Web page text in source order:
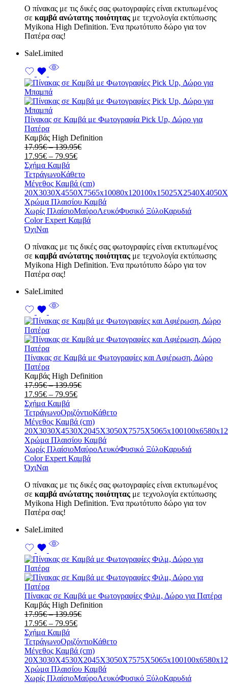
Ο πίνακας με τις δικές σας φωτογραφίες είναι εκτυπωμένος
σε καμβά ανώτατης ποιότητας με τεχνολογία εκτύπωσης
Myikona High Definition. Ένα πρωτότυπο δώρο για τον
Πατέρα σας!
SaleLimited
Πίνακας σε Καμβά με Φωτογραφία Pick Up, Δώρο για
Πατέρα
Καμβάς High Definition
17.95€ – 139.95€Price
through
139.95€
17.95€ – 79.95€Price
17.95€
through
79.95€
Σχήμα Καμβά
ΤετράγωνοΚάθετο
Μέγεθος Καμβά (cm)
20X3030X4550X7565x10080x120100x15025X2540X40
Χρώμα Πλαισίου Καμβά
Χωρίς ΠλαίσιοΜαύροΛευκόΦυσικό ΞύλοΚαρυδιά
Color Expert Καμβά
ΌχιΝαι
Ο πίνακας με τις δικές σας φωτογραφίες είναι εκτυπωμένος
σε καμβά ανώτατης ποιότητας με τεχνολογία εκτύπωσης
Myikona High Definition. Ένα πρωτότυπο δώρο για τον
Πατέρα σας!
SaleLimited
Πίνακας σε Καμβά με Φωτογραφίες και Αφιέρωση, Δώρο
Πατέρα
Καμβάς High Definition
17.95€ – 139.95€Price
through
139.95€
17.95€ – 79.95€Price
17.95€
through
79.95€
Σχήμα Καμβά
ΤετράγωνοΟριζόντιοΚάθετο
Μέγεθος Καμβά (cm)
20X3030X4530X2045X3050X7575X5065x100100x65
Χρώμα Πλαισίου Καμβά
Χωρίς ΠλαίσιοΜαύροΛευκόΦυσικό ΞύλοΚαρυδιά
Color Expert Καμβά
ΌχιΝαι
Ο πίνακας με τις δικές σας φωτογραφίες είναι εκτυπωμένος
σε καμβά ανώτατης ποιότητας με τεχνολογία εκτύπωσης
Myikona High Definition. Ένα πρωτότυπο δώρο για τον
Πατέρα σας!
SaleLimited
Πίνακας σε Καμβά με Φωτογραφίες Φιλμ, Δώρο για Πατέρα
Καμβάς High Definition
17.95€ – 139.95€Price
through
139.95€
17.95€ – 79.95€Price
17.95€
through
79.95€
Σχήμα Καμβά
ΤετράγωνοΟριζόντιοΚάθετο
Μέγεθος Καμβά (cm)
20X3030X4530X2045X3050X7575X5065x100100x65
Χρώμα Πλαισίου Καμβά
Χωρίς ΠλαίσιοΜαύροΛευκόΦυσικό ΞύλοΚαρυδιά